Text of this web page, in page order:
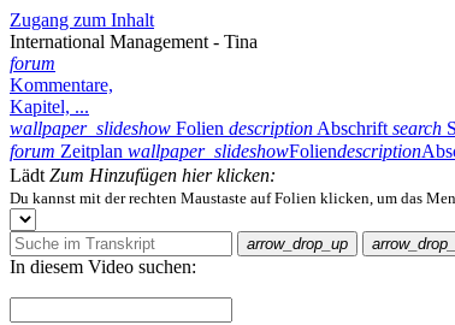
Zugang zum Inhalt
International Management - Tina
forum
Kommentare,
Kapitel, ...
wallpaper_slideshow Folien description Abschrift search
forum Zeitplan wallpaper_slideshowFoliendescription
Lädt Zum Hinzufügen hier klicken:
Du kannst mit der rechten Maustaste auf Folien klicken, um das
arrow_drop_up
In diesem Video suchen: